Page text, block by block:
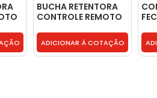
BUCHA RETENTORA
CONTROLE REMOTO
81ABB22186AA
ADICIONAR À COTAÇÃO